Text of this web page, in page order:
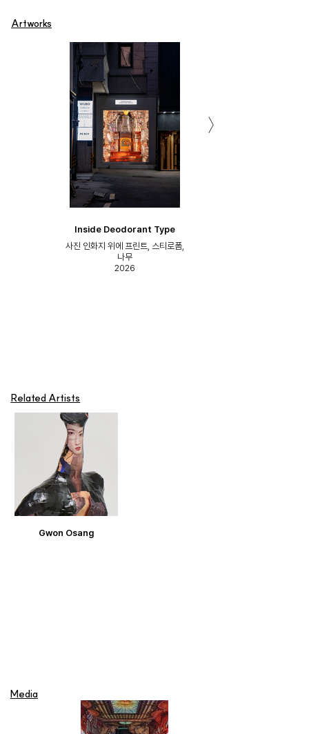
Artworks
Inside Deodorant Type
사진 인화지 위에 프린트, 스티로폼,
나무
2026
Inside Deodorant Type
사진 인화지 위에 프린트, 스티로폼,
나무
2026
Inside Deodorant Type
사진 인화지 위에 프린트, 스티로폼,
나무
2026
Inside Deodorant Type
사진 인화지 위에 프린트, 스티로폼,
나무
2026
Inside Deodorant Type
사진 인화지 위에 프린트, 스티로폼,
나무
2026
Inside Deodorant Type
사진 인화지 위에 프린트, 스티로폼,
나무
2026
Inside Deodorant Type
사진 인화지 위에 프린트, 스티로폼,
나무
2026
Inside Deodorant Type
사진 인화지 위에 프린트, 스티로폼,
나무
2026
Inside Deodorant Type
사진 인화지 위에 프린트, 스티로폼,
나무
2026
Inside Deodorant Type
사진 인화지 위에 프린트, 스티로폼,
나무
2026
Inside Deodorant Type
사진 인화지 위에 프린트, 스티로폼,
나무
2026
Inside Deodorant Type
사진 인화지 위에 프린트, 스티로폼,
나무
2026
Inside Deodorant Type
사진 인화지 위에 프린트, 스티로폼,
나무
2026
Inside Deodorant Type
사진 인화지 위에 프린트, 스티로폼,
나무
2026
Inside Deodorant Type
사진 인화지 위에 프린트, 스티로폼,
나무
2026
Inside Deodorant Type
사진 인화지 위에 프린트, 스티로폼,
나무
2026
Inside Deodorant Type
사진 인화지 위에 프린트, 스티로폼,
나무
2026
Inside Deodorant Type
사진 인화지 위에 프린트, 스티로폼,
나무
2026
Inside Deodorant Type
사진 인화지 위에 프린트, 스티로폼,
나무
2026
Inside Deodorant Type
사진 인화지 위에 프린트, 스티로폼,
나무
2026
Inside Deodorant Type
사진 인화지 위에 프린트, 스티로폼,
나무
2026
Inside Deodorant Type
사진 인화지 위에 프린트, 스티로폼,
나무
2026
Inside Deodorant Type
사진 인화지 위에 프린트, 스티로폼,
나무
2026
Inside Deodorant Type
사진 인화지 위에 프린트, 스티로폼,
나무
2026
Inside Deodorant Type
사진 인화지 위에 프린트, 스티로폼,
나무
2026
Inside Deodorant Type
사진 인화지 위에 프린트, 스티로폼,
나무
2026
Inside Deodorant Type
사진 인화지 위에 프린트, 스티로폼,
나무
2026
Inside Deodorant Type
사진 인화지 위에 프린트, 스티로폼,
나무
2026
Inside Deodorant Type
사진 인화지 위에 프린트, 스티로폼,
나무
2026
Inside Deodorant Type
사진 인화지 위에 프린트, 스티로폼,
나무
2026
Related Artists
Gwon Osang
Media